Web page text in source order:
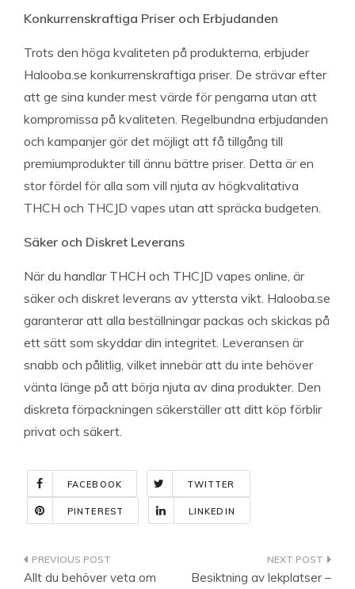
Konkurrenskraftiga Priser och Erbjudanden
Trots den höga kvaliteten på produkterna, erbjuder
Halooba.se konkurrenskraftiga priser. De strävar efter
att ge sina kunder mest värde för pengarna utan att
kompromissa på kvaliteten. Regelbundna erbjudanden
och kampanjer gör det möjligt att få tillgång till
premiumprodukter till ännu bättre priser. Detta är en
stor fördel för alla som vill njuta av högkvalitativa
THCH och THCJD vapes utan att spräcka budgeten.
Säker och Diskret Leverans
När du handlar THCH och THCJD vapes online, är
säker och diskret leverans av yttersta vikt. Halooba.se
garanterar att alla beställningar packas och skickas på
ett sätt som skyddar din integritet. Leveransen är
snabb och pålitlig, vilket innebär att du inte behöver
vänta länge på att börja njuta av dina produkter. Den
diskreta förpackningen säkerställer att ditt köp förblir
privat och säkert.
FACEBOOK TWITTER
PINTEREST LINKEDIN
Indlægsnavigation
Allt du behöver veta om
Besiktning av lekplatser –